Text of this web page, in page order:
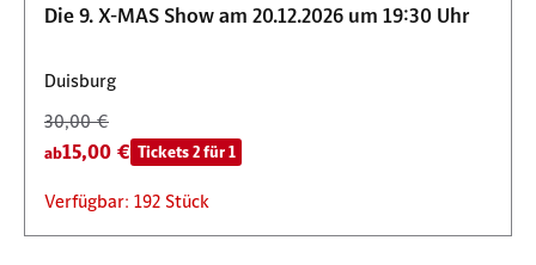
Die 9. X-MAS Show am 20.12.2026 um 19:30 Uhr
Duisburg
30,00 €
ab15,00 € Tickets 2 für 1
Verfügbar: 192 Stück